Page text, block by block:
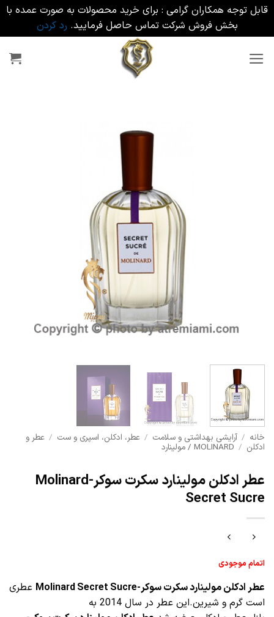
قابل توجه همکاران گرامی : برای خرید محصولات به صورت عمده با
بخش فروش شرکت تماس حاصل فرمایید. رد کردن
خانه / آرایشی بهداشتی و سلامت / عطر، ادکلن، اسپری و ست / عطر و
ادکلن / MOLINARD / مولینارد
عطر ادکلن مولینارد سکرت سوکر-Molinard
Secret Sucre
اتمام موجودی
عطر ادکلن مولینارد سکرت سوکر-Molinard Secret Sucre
عطری
است گرم و شیرین.این عطر در سال 2014 به